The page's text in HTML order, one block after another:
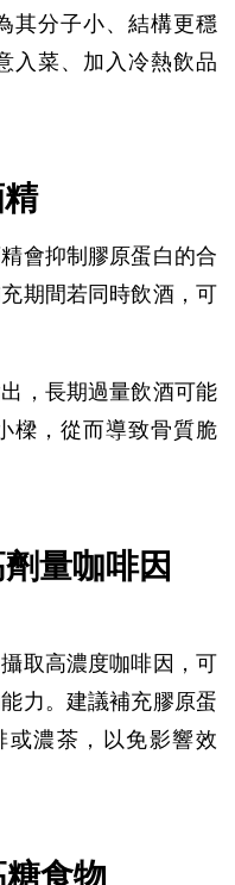
其分子小、結構更穩
入菜、加入冷熱飲品
會抑制膠原蛋白的合
期間若同時飲酒，可
，長期過量飲酒可能
樑，從而導致骨質脆
量咖啡因
取高濃度咖啡因，可
力。建議補充膠原蛋
或濃茶，以免影響效
食物